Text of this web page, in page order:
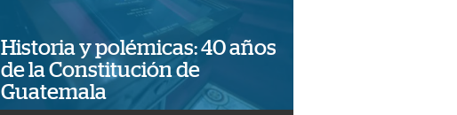
Historia y polémicas: 40 años
de la Constitución de
Guatemala